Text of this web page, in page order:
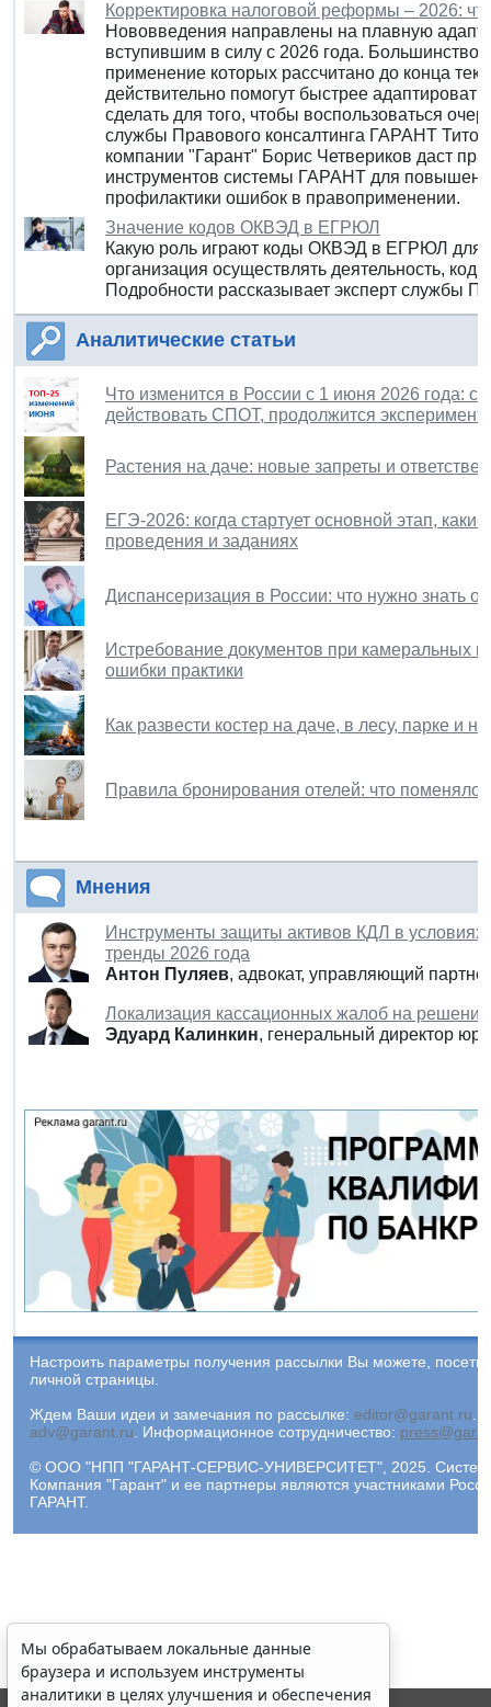
Корректировка налоговой реформы – 2026:
Нововведения направлены на плавную
вступившим в силу с 2026 года. Большинство
применение которых рассчитано до конца
действительно помогут быстрее
сделать для того, чтобы воспользоваться
службы Правового консалтинга ГАРАНТ
компании "Гарант" Борис Четвериков даст
инструментов системы ГАРАНТ для
профилактики ошибок в правоприменении.
Значение кодов ОКВЭД в ЕГРЮЛ
Какую роль играют коды ОКВЭД в ЕГРЮЛ для
организация осуществлять деятельность,
Подробности рассказывает эксперт службы
Аналитические статьи
Что изменится в России с 1 июня 2026 года:
действовать СПОТ, продолжится
Растения на даче: новые запреты и
ЕГЭ-2026: когда стартует основной этап,
проведения и заданиях
Диспансеризация в России: что нужно знать о
Истребование документов при камеральных
ошибки практики
Как развести костер на даче, в лесу, парке и
Правила бронирования отелей: что
Мнения
Инструменты защиты активов КДЛ в
тренды 2026 года
Антон Пуляев, адвокат, управляющий
Локализация кассационных жалоб на
Эдуард Калинкин, генеральный директор
Настроить параметры получения рассылки Вы можете,
личной страницы.
Ждем Ваши идеи и замечания по рассылке: editor@garant.ru.
adv@garant.ru. Информационное сотрудничество:
© ООО "НПП "ГАРАНТ-СЕРВИС-УНИВЕРСИТЕТ", 2025. Система
Компания "Гарант" и ее партнеры являются участниками
ГАРАНТ.
Мы обрабатываем локальные данные
браузера и используем инструменты
аналитики в целях улучшения и обеспечения